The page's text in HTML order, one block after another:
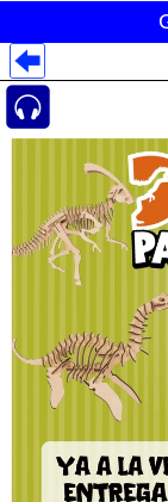
Despliegues
Despliegues
Despliegues